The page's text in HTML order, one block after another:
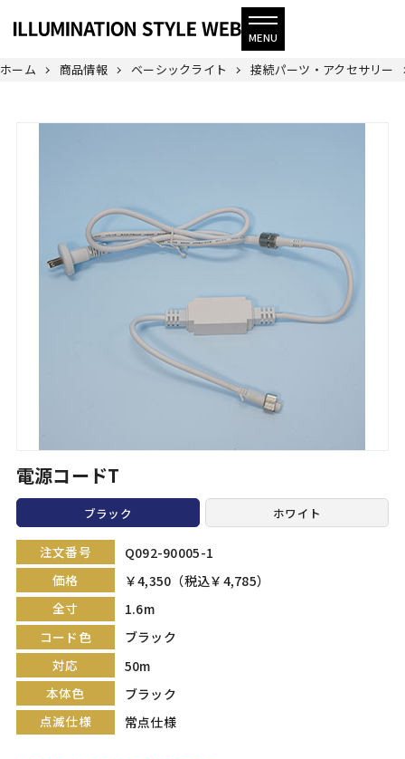
ホーム 商品情報 ベーシックライト 接続パーツ・アクセサリー
電源コードT
ブラック ホワイト
注文番号
Q092-90005-1
価格
￥4,350（税込￥4,785）
全寸
1.6m
コード色
ブラック
対応
50m
本体色
ブラック
点滅仕様
常点仕様